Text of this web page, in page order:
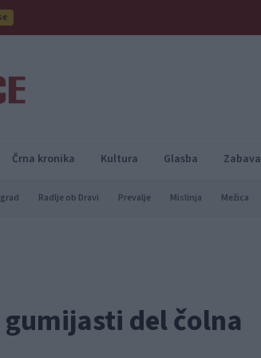
Črna kronika Kultura Glasba Zabava
Radlje ob Dravi Prevalje Mislinja Mežica
del čolna